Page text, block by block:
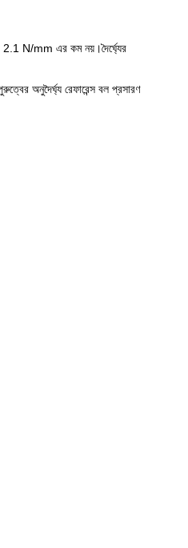
2.1 N/mm এর কম নয়।দৈর্ঘ্যের
অনুদৈর্ঘ্য রেফারেন্স বল প্রসারণ